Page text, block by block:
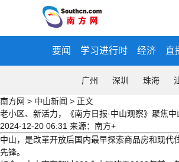
要闻 学习进行时 经济 直
广州 深圳 珠海
南方网 > 中山新闻 > 正文
老小区、新活力，《南方日报·中山观察》聚焦
2024-12-20 06:31 来源：南方+
中山，是改革开放后国内最早探索商品房和现代
先锋。